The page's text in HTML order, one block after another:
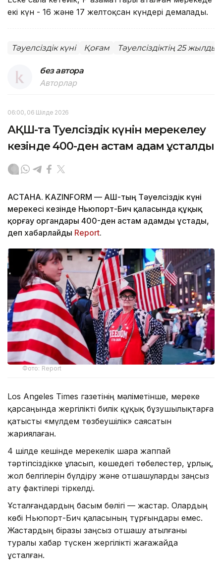
екі күн - 16 және 17 желтоқсан күндері демалады.
Тәуелсіздік күні Қоғам Тәуелсіздіктің 25
без автора
Авторлар
06:00, 06 Шілде 2026
АҚШ-та Тәуелсіздік күнін мерекелеу
кезінде 400-ден астам адам ұсталды
АСТАНА. KAZINFORM — АҚШ-тың Тәуелсіздік күні
мерекесі кезінде Ньюпорт-Бич қаласында құқық
қорғау органдары 400-ден астам адамды ұстады,
деп хабарлайды Report.
Фото: Report
Los Angeles Times газетінің мәліметінше, мереке
қарсаңында жергілікті билік құқық бұзушылықтарға
қатысты «мүлдем төзбеушілік» саясатын
жариялаған.
4 шілде кешінде мерекелік шара жаппай
тәртіпсіздікке ұласып, көшедегі төбелестер, ұрлық,
жол белгілерін бүлдіру және отшашуларды заңсыз
ату фактілері тіркелді.
Ұсталғандардың басым бөлігі — жастар. Олардың
көбі Ньюпорт-Бич қаласының тұрғындары емес.
Жастардың біразы заңсыз отшашу атылғаны
туралы хабар түскен жергілікті жағажайда
ұсталған.